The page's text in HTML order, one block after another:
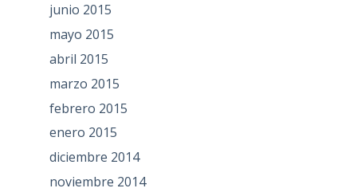
junio 2015
mayo 2015
abril 2015
marzo 2015
febrero 2015
enero 2015
diciembre 2014
noviembre 2014